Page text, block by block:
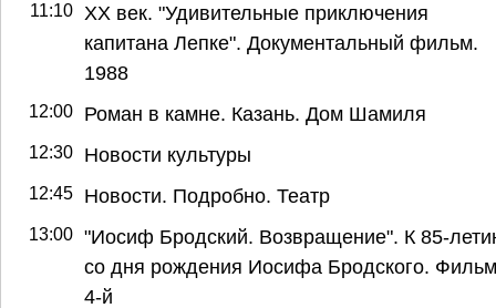
11:10 ХХ век. "Удивительные приключения
капитана Лепке". Документальный фильм.
1988
12:00 Роман в камне. Казань. Дом Шамиля
12:30 Новости культуры
12:45 Новости. Подробно. Театр
13:00 "Иосиф Бродский. Возвращение". К 85-
со дня рождения Иосифа Бродского. Фильм
4-й